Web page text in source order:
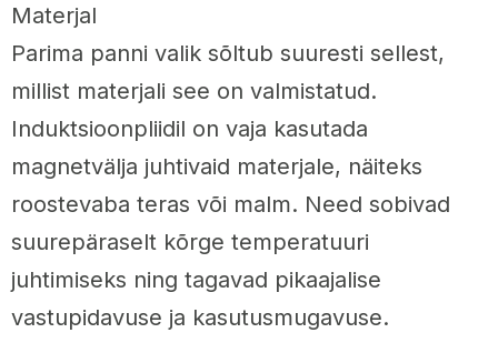
Materjal
Parima panni valik sõltub suuresti sellest,
millist materjali see on valmistatud.
Induktsioonpliidil on vaja kasutada
magnetvälja juhtivaid materjale, näiteks
roostevaba teras või malm. Need sobivad
suurepäraselt kõrge temperatuuri
juhtimiseks ning tagavad pikaajalise
vastupidavuse ja kasutusmugavuse.